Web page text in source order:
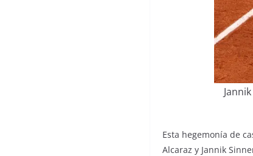
Esta hegemonía de
Alcaraz y Jannik